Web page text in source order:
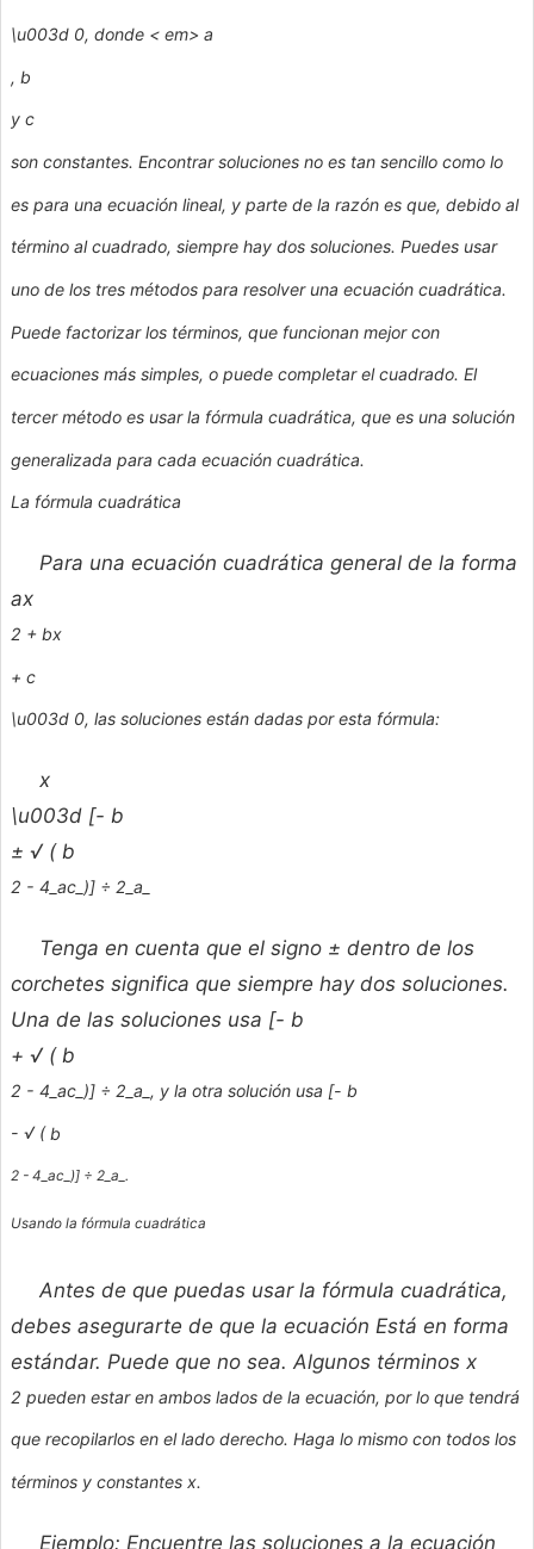
\u003d 0, donde < em> a
, b
y c
son constantes. Encontrar soluciones no es tan sencillo como lo
es para una ecuación lineal, y parte de la razón es que, debido al
término al cuadrado, siempre hay dos soluciones. Puedes usar
uno de los tres métodos para resolver una ecuación cuadrática.
Puede factorizar los términos, que funcionan mejor con
ecuaciones más simples, o puede completar el cuadrado. El
tercer método es usar la fórmula cuadrática, que es una solución
generalizada para cada ecuación cuadrática.
La fórmula cuadrática
Para una ecuación cuadrática general de la forma
ax
2 + bx
+ c
\u003d 0, las soluciones están dadas por esta fórmula:
x
\u003d [- b
± √ (b
2 - 4_ac_)] ÷ 2_a_
Tenga en cuenta que el signo ± dentro de los
corchetes significa que siempre hay dos soluciones.
Una de las soluciones usa [- b
+ √ (b
2 - 4_ac_)] ÷ 2_a_, y la otra solución usa [- b
- √ (b
2 - 4_ac_)] ÷ 2_a_.
Usando la fórmula cuadrática
Antes de que puedas usar la fórmula cuadrática,
debes asegurarte de que la ecuación Está en forma
estándar. Puede que no sea. Algunos términos x
2 pueden estar en ambos lados de la ecuación, por lo que tendrá
que recopilarlos en el lado derecho. Haga lo mismo con todos los
términos y constantes x.
Ejemplo: Encuentre las soluciones a la ecuación